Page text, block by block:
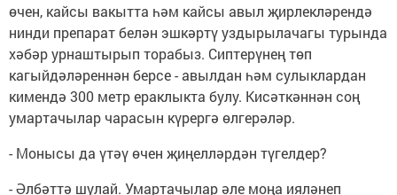
өчен, кайсы вакытта һәм кайсы авыл җирлекләрендә
нинди препарат белән эшкәртү уздырылачагы турында
хәбәр урнаштырып торабыз. Сиптерүнең төп
кагыйдәләреннән берсе - авылдан һәм сулыклардан
кимендә 300 метр ераклыкта булу. Кисәткәннән соң
умартачылар чарасын күрергә өлгерәләр.
- Монысы да үтәү өчен җиңелләрдән түгелдер?
- Әлбәттә шулай. Умартачылар әле моңа ияләнеп